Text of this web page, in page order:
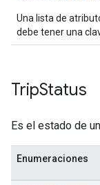
Una lista de
debe tener una
TripStatus
Es el estado de
Enumeraciones